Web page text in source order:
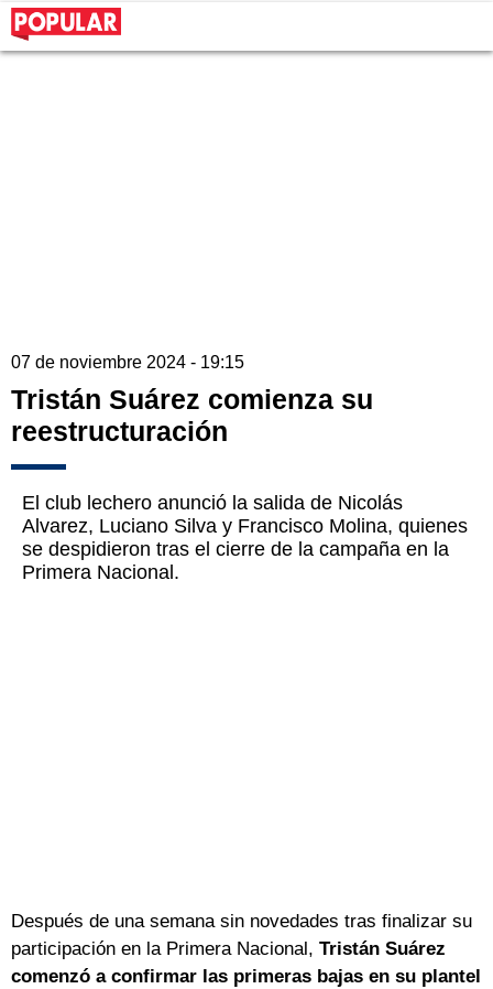
07 de noviembre 2024 - 19:15
Tristán Suárez comienza su
reestructuración
El club lechero anunció la salida de Nicolás
Alvarez, Luciano Silva y Francisco Molina, quienes
se despidieron tras el cierre de la campaña en la
Primera Nacional.
Después de una semana sin novedades tras finalizar su
participación en la Primera Nacional, Tristán Suárez
comenzó a confirmar las primeras bajas en su plantel